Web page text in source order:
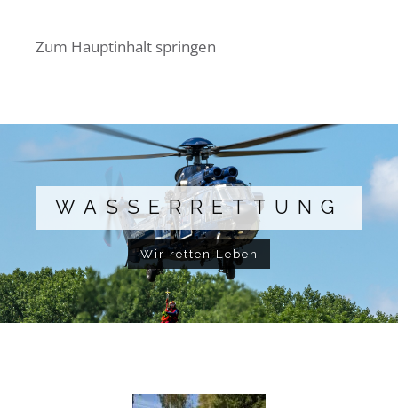
Zum Hauptinhalt springen
WASSERRETTUNG
Wir retten Leben